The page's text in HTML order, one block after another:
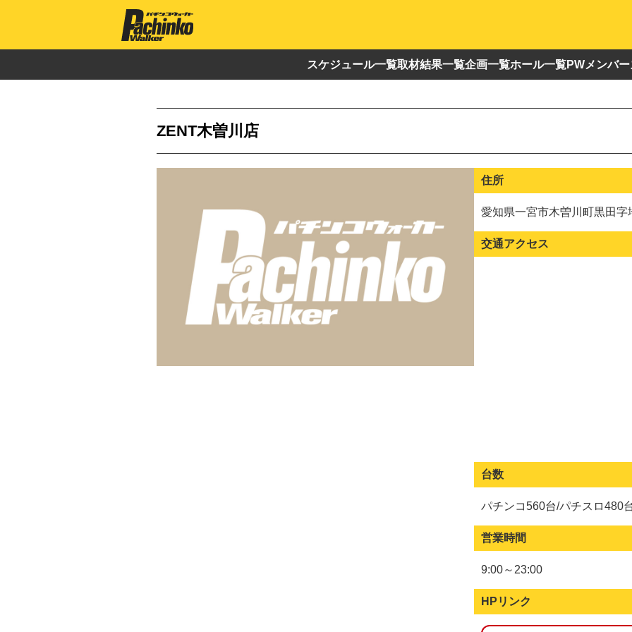
スケジュール一覧取材結果一覧企画一覧ホール一覧PWメンバ
ZENT木曽川店
住所
愛知県一宮市木曽川町黒田字
交通アクセス
台数
パチンコ560台/パチスロ480
営業時間
9:00～23:00
HPリンク